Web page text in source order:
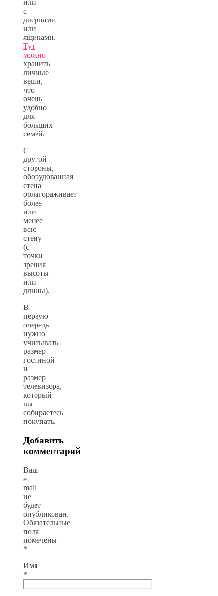
или
с
дверцами
или
ящиками.
Тут
можно
хранить
личные
вещи,
что
очень
удобно
для
больших
семей.
С
другой
стороны,
оборудованная
стена
облагораживает
более
или
менее
всю
стену
(с
точки
зрения
высоты
или
длины).
В
первую
очередь
нужно
учитывать
размер
гостиной
и
размер
телевизора,
который
вы
собираетесь
покупать.
Добавить
комментарий
Ваш
e-
mail
не
будет
опубликован.
Обязательные
поля
помечены
*
Имя
*